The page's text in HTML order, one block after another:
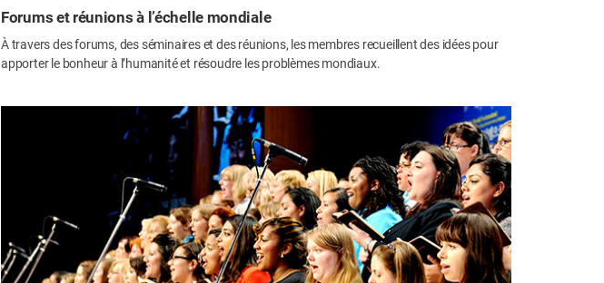
Forums et réunions à l’échelle mondiale
À travers des forums, des séminaires et des réunions, les membres recueillent des idées pour
apporter le bonheur à l’humanité et résoudre les problèmes mondiaux.